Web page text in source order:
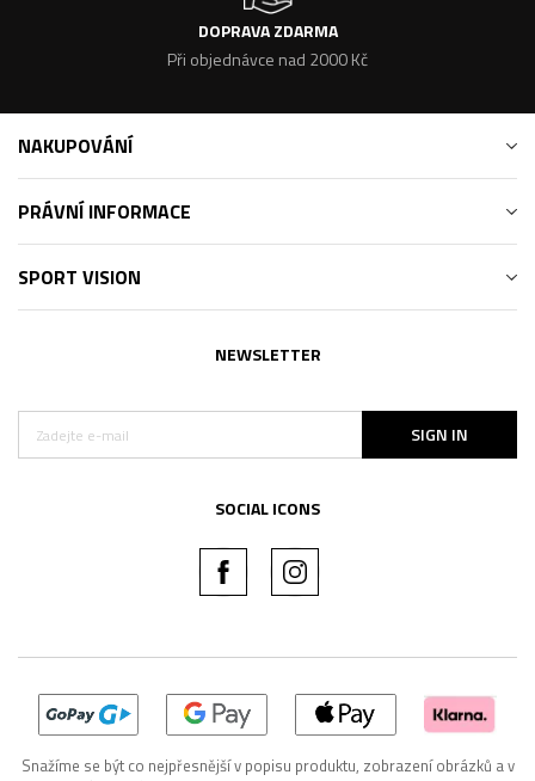
DOPRAVA ZDARMA
Při objednávce nad 2000 Kč
NAKUPOVÁNÍ
PRÁVNÍ INFORMACE
SPORT VISION
NEWSLETTER
SIGN IN
SOCIAL ICONS
Snažíme se být co nejpřesnější v popisu produktu, zobrazení obrázků a v